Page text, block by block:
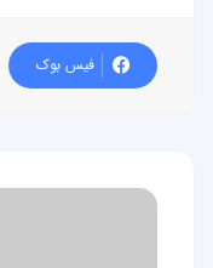
فیس بوک
شناخت